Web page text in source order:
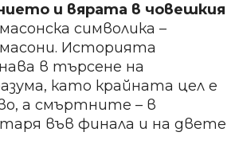
и вярата в човешкия
символика –
Историята
в търсене на
като крайната цел е
а смъртните – в
във финала и на двете